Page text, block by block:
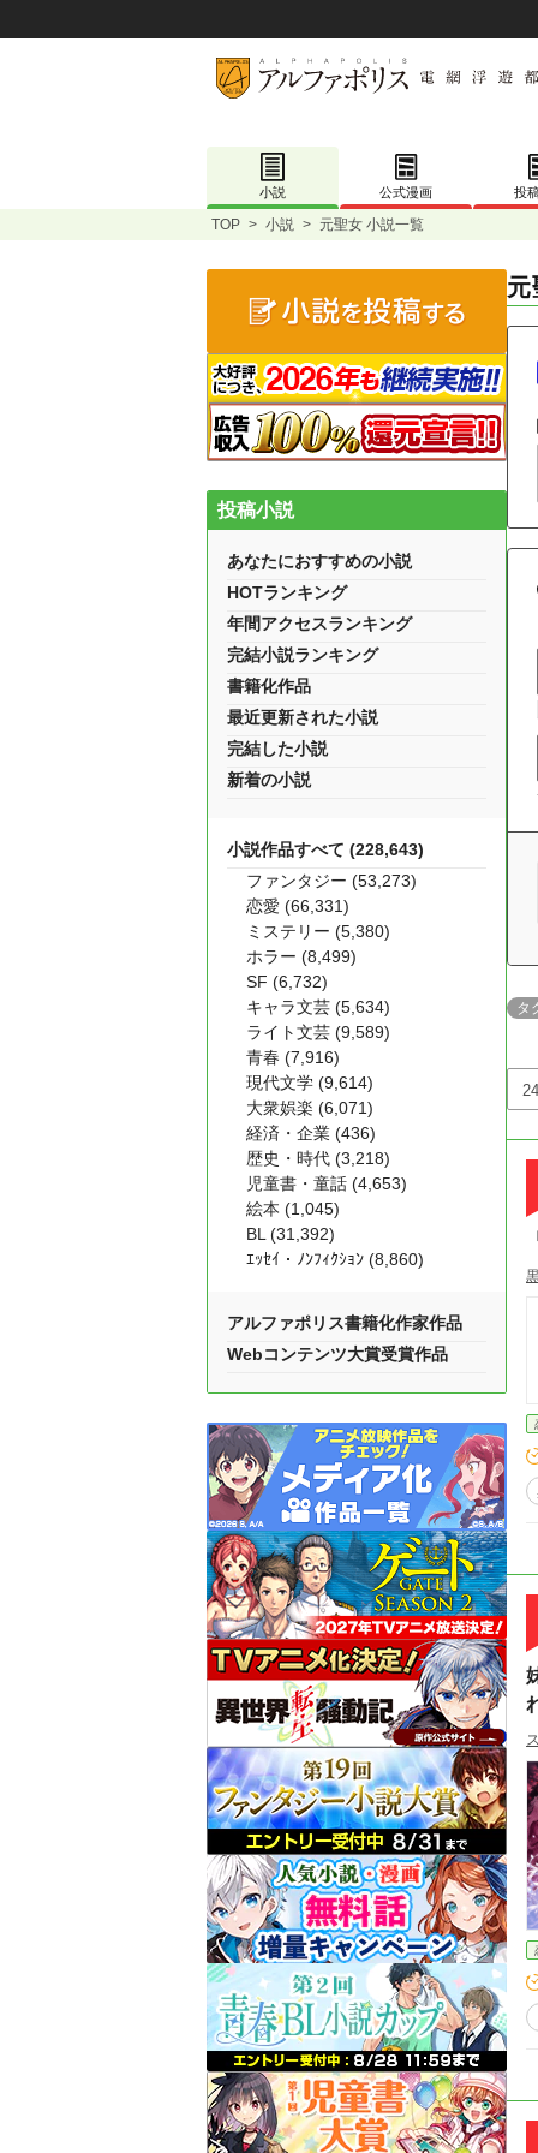
小説 公式漫画 投
TOP > 小説 > 元聖女 小説一覧
元
タ
投稿小説
あなたにおすすめの小説
HOTランキング
年間アクセスランキング
完結小説ランキング
書籍化作品
最近更新された小説
完結した小説
新着の小説
小説作品すべて (228,643)
ファンタジー (53,273)
恋愛 (66,331)
ミステリー (5,380)
ホラー (8,499)
SF (6,732)
キャラ文芸 (5,634)
ライト文芸 (9,589)
青春 (7,916)
現代文学 (9,614)
大衆娯楽 (6,071)
経済・企業 (436)
歴史・時代 (3,218)
児童書・童話 (4,653)
絵本 (1,045)
BL (31,392)
ｴｯｾｲ・ﾉﾝﾌｨｸｼｮﾝ (8,860)
アルファポリス書籍化作家作品
Webコンテンツ大賞受賞作品